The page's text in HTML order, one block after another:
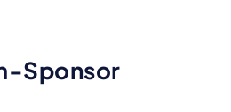
Sponsor